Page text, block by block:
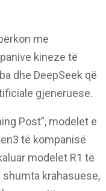
me
kineze të
dhe DeepSeek që
gjeneruese.
Post”, modelet e
të kompanisë
modelet R1 të
krahasuese,